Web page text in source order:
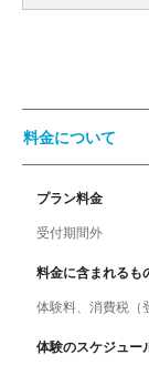
料金について
プラン料金
受付期間外
料金に含まれるも
体験料、消費税（
体験のスケジュー